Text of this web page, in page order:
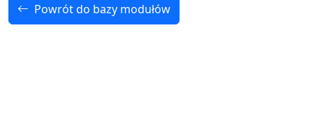
Powrót do bazy modułów